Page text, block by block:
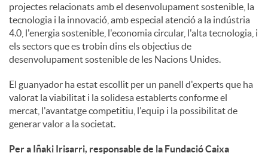
projectes relacionats amb el desenvolupament sostenible, la
tecnologia i la innovació, amb especial atenció a la indústria
4.0, l'energia sostenible, l'economia circular, l'alta tecnologia, i
els sectors que es trobin dins els objectius de
desenvolupament sostenible de les Nacions Unides.
El guanyador ha estat escollit per un panell d'experts que ha
valorat la viabilitat i la solidesa establerts conforme el
mercat, l'avantatge competitiu, l'equip i la possibilitat de
generar valor a la societat.
Per a Iñaki Irisarri, responsable de la Fundació Caixa